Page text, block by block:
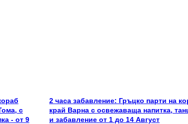
с
- от 9
2 часа забавление: Гръцко парти на
край Варна с освежаваща напитка,
и забавление от 1 до 14 Αвгуст